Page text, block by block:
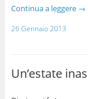
Continua a leggere →
26 Gennaio 2013
Un’estate